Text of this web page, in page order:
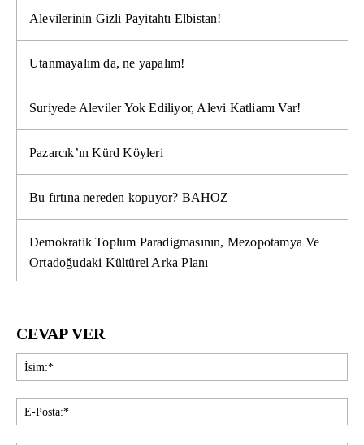
Alevilerinin Gizli Payitahtı Elbistan!
Utanmayalım da, ne yapalım!
Suriyede Aleviler Yok Ediliyor, Alevi Katliamı Var!
Pazarcık’ın Kürd Köyleri
Bu fırtına nereden kopuyor? BAHOZ
Demokratik Toplum Paradigmasının, Mezopotamya Ve
Ortadoğudaki Kültürel Arka Planı
CEVAP VER